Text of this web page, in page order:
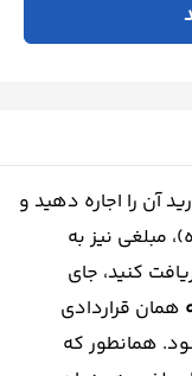
آن را اجاره دهید و
مبلغی نیز به
کنید، جای
همان قراردادی
همانطور که